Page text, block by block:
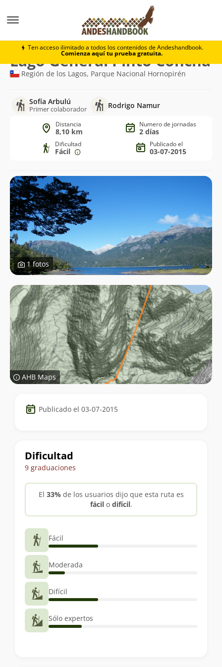
Ten acceso ilimitado a todos los contenidos de Andeshandbook.
Comienza aquí tu prueba gratuita.
Lago General Pinto Concha
Ruta
de
Lago General Pinto Concha
Región de los Lagos, Parque Nacional Hornopirén
Sofía Arbulú
Primer colaborador Rodrigo Namur
Distancia
8,10 km
Numero de jornadas
2 días
Dificultad
Fácil
Publicado el
03-07-2015
1 fotos
AHB Maps
Datos
del Publicado el 03-07-2015
Dificultad
9 graduaciones
El 33% de los usuarios dijo que esta ruta es
fácilo difícil.
Fácil
Moderada
Difícil
Sólo expertos